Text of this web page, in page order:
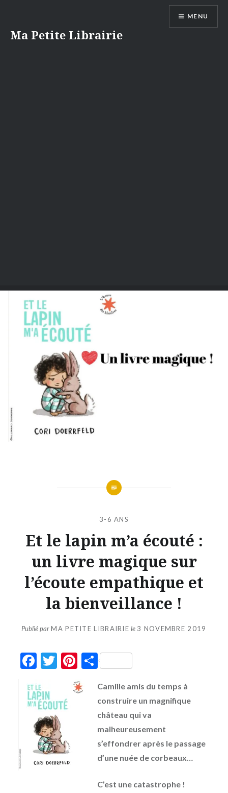
contenu
Ma Petite Librairie
MENU
3-6 ANS
Et le lapin m’a écouté :
un livre magique sur
l’écoute empathique et
la bienveillance !
Publié parMA PETITE LIBRAIRIE le 3 NOVEMBRE 2019
Facebook
Twitter
Pinterest
Partager
Camille amis du temps à
construire un magnifique
château qui va
malheureusement
s’effondrer après le passage
d’une nuée de corbeaux…
C’est une catastrophe !